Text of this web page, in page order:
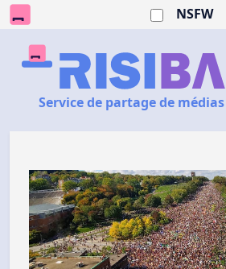
NSFW
Service de partage de